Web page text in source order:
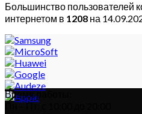
Большинство пользователей
интернетом в 1208 на
Время работы:
Пн – Пт: с 10:00 до 20:00